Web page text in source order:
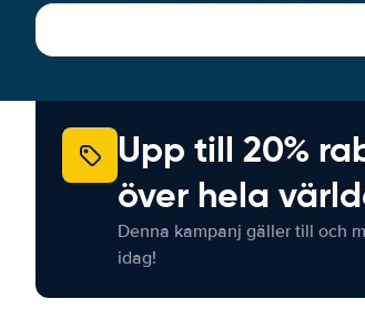
Upp till 20%
över hela
Denna kampanj gäller till och
idag!